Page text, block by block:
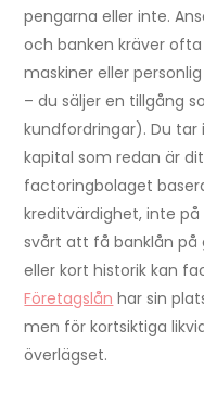
pengarna eller inte.
och banken kräver
maskiner eller
– du säljer en tillgång
kundfordringar). Du tar
kapital som redan är
factoringbolaget
kreditvärdighet, inte
svårt att få banklån på
eller kort historik kan
Företagslån har sin
men för kortsiktiga
överlägset.